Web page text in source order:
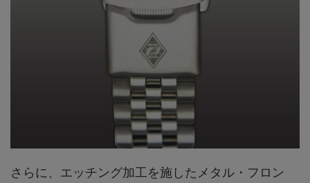
さらに、エッチング加工を施したメタル・フロン